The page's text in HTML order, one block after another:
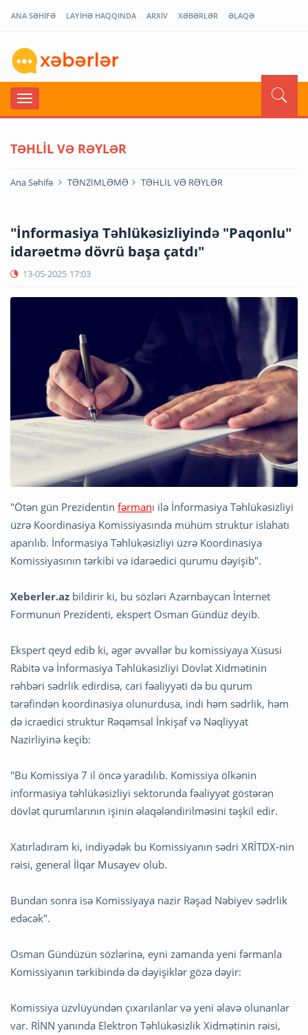
ANA SƏHİFƏ LAYİHƏ HAQQINDA ARXİV XƏBƏRLƏR ƏLAQƏ
TƏHLİL VƏ RƏYLƏR
Ana Səhifə TƏNZİMLƏMƏ TƏHLİL VƏ RƏYLƏR
"İnformasiya Təhlükəsizliyində "Paqonlu"
idarəetmə dövrü başa çatdı"
13-05-2025 17:03
"Ötən gün Prezidentin fərmanı ilə İnformasiya Təhlükəsizliyi
üzrə Koordinasiya Komissiyasında mühüm struktur islahatı
aparılıb. İnformasiya Təhlükəsizliyi üzrə Koordinasiya
Komissiyasının tərkibi və idarəedici qurumu dəyişib".
Xeberler.az bildirir ki, bu sözləri Azərnbaycan İnternet
Formunun Prezidenti, ekspert Osman Gündüz deyib.
Ekspert qeyd edib ki, əgər əvvəllər bu komissiyaya Xüsusi
Rabitə və İnformasiya Təhlükəsizliyi Dövlət Xidmətinin
rəhbəri sədrlik edirdisə, cari fəaliyyəti də bu qurum
tərəfindən koordinasiya olunurdusa, indi həm sədrlik, həm
də icraedici struktur Rəqəmsal İnkişaf və Nəqliyyat
Nazirliyinə keçib:
"Bu Komissiya 7 il öncə yaradılıb. Komissiya ölkənin
informasiya təhlükəsizliyi sektorunda fəaliyyət göstərən
dövlət qurumlarının işinin əlaqələndirilməsini təşkil edir.
Xatırladıram ki, indiyədək bu Komissiyanın sədri XRİTDX-nin
rəisi, general İlqar Musayev olub.
Bundan sonra isə Komissiyaya nazir Rəşad Nəbiyev sədrlik
edəcək".
Osman Gündüzün sözlərinə, eyni zamanda yeni fərmanla
Komissiyanın tərkibində də dəyişiklər gözə dəyir:
Komissiya üzvlüyündən çıxarılanlar və yeni əlavə olunanlar
var. RİNN yanında Elektron Təhlükəsizlik Xidmətinin rəisi,